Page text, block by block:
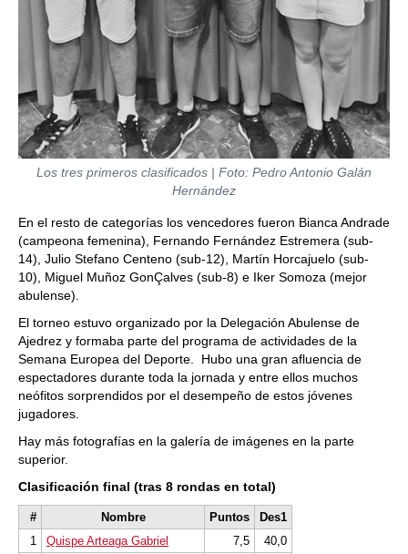
Los tres primeros clasificados | Foto: Pedro Antonio Galán
Hernández
En el resto de categorías los vencedores fueron Bianca Andrade
(campeona femenina), Fernando Fernández Estremera (sub-
14), Julio Stefano Centeno (sub-12), Martín Horcajuelo (sub-
10), Miguel Muñoz GonÇalves (sub-8) e Iker Somoza (mejor
abulense).
El torneo estuvo organizado por la Delegación Abulense de
Ajedrez y formaba parte del programa de actividades de la
Semana Europea del Deporte. Hubo una gran afluencia de
espectadores durante toda la jornada y entre ellos muchos
neófitos sorprendidos por el desempeño de estos jóvenes
jugadores.
Hay más fotografías en la galería de imágenes en la parte
superior.
Clasificación final (tras 8 rondas en total)
# Nombre Puntos
Des1
1
Quispe Arteaga Gabriel 7,5
40,0